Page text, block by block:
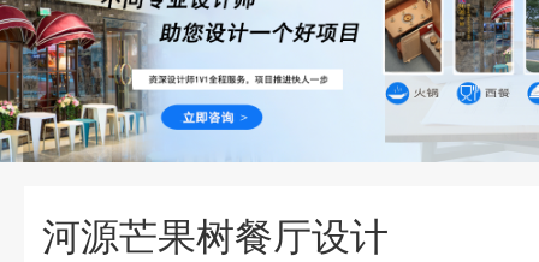
河源芒果树餐厅设计